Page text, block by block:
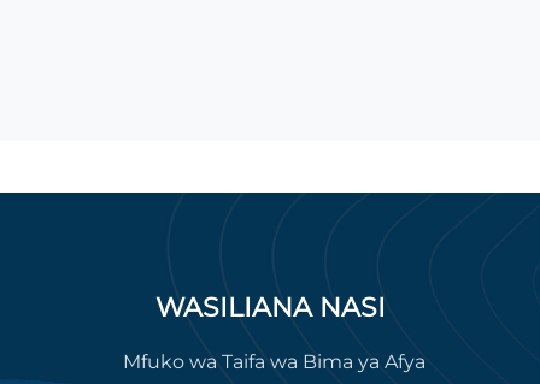
WASILIANA NASI
Mfuko wa Taifa wa Bima ya Afya